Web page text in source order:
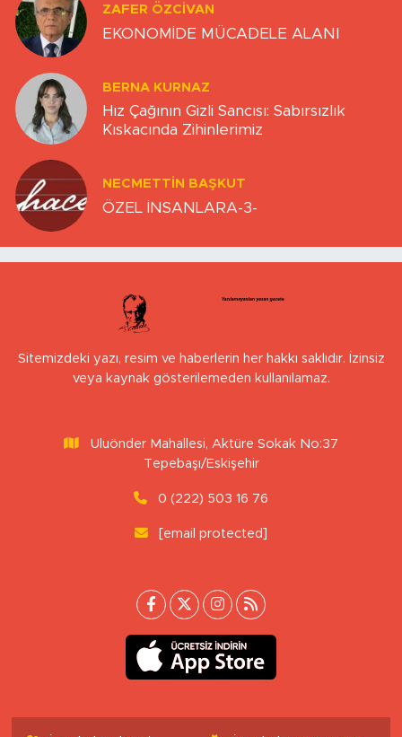
ZAFER ÖZCIVAN
EKONOMİDE MÜCADELE ALANI
BERNA KURNAZ
Hız Çağının Gizli Sancısı: Sabırsızlık
Kıskacında Zihinlerimiz
NECMETTIN BAŞKUT
ÖZEL İNSANLARA-3-
Sitemizdeki yazı, resim ve haberlerin her hakkı saklıdır. İzinsiz
veya kaynak gösterilemeden kullanılamaz.
Uluönder Mahallesi, Aktüre Sokak No:37
Tepebaşı/Eskişehir
0 (222) 503 16 76
[email protected]